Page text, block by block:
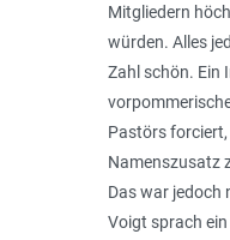
Mitgliedern
würden. Alles
Zahl schön. Ein
Pastörs
Namenszusatz
Das war jedoch
Voigt sprach